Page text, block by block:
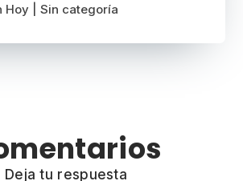
Hoy |Sin categoría
Deja tu respuesta